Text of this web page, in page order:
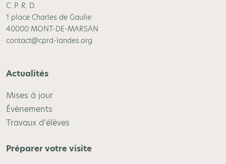
C. P. R. D.
1 place Charles de Gaulle
40000 MONT-DE-MARSAN
contact@cprd-landes.org
Actualités
Mises à jour
Évènements
Travaux d’élèves
Préparer votre visite